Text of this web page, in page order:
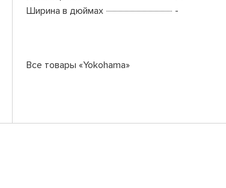
Ширина в дюймах
-
Все товары «Yokohama»